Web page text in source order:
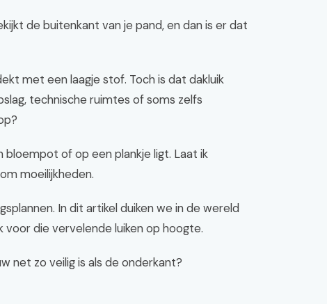
de buitenkant van je pand, en dan is er dat
met een laagje stof. Toch is dat dakluik
technische ruimtes of soms zelfs
bloempot of op een plankje ligt. Laat ik
moeilijkheden.
In dit artikel duiken we in de wereld
die vervelende luiken op hoogte.
net zo veilig is als de onderkant?